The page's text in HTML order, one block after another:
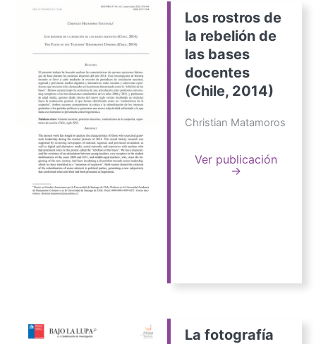
Los rostros de
la rebelión de
las bases
docentes
(Chile, 2014)
Christian Matamoros
Ver publicación
→
La fotografía